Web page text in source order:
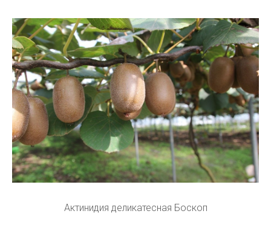
Актинидия деликатесная Боскоп